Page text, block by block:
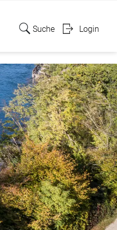
Suche Login